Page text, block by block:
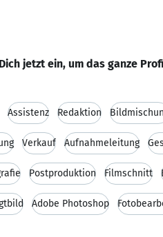
jetzt ein, um das ganze
Assistenz Redaktion
Verkauf Aufnahmeleitung
Postproduktion Filmschnitt
Adobe Photoshop